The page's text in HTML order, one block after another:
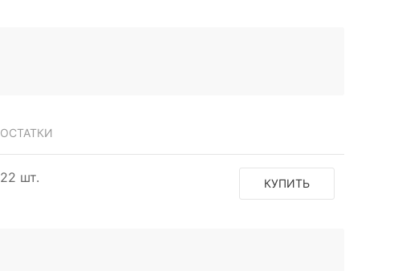
ОСТАТКИ
22 шт. КУПИТЬ